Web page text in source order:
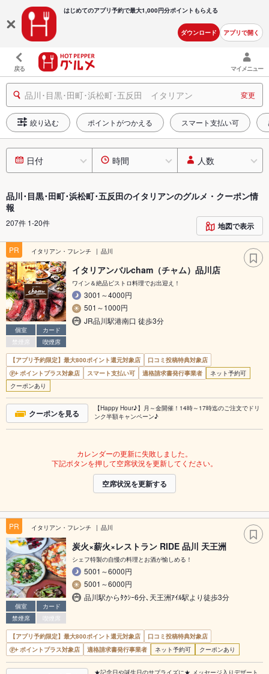
はじめてのアプリ予約で最大1,000円分ポイントもらえる
ダウンロード アプリで開く
戻る マイメニュー
品川･目黒･田町･浜松町･五反田 イタリアン 変更
絞り込む ポイントがつかえる スマート支払い可
日付 時間 人数
品川･目黒･田町･浜松町･五反田のイタリアンのグルメ・クーポン情
報
207件 1-20件 地図で表示
PR イタリアン・フレンチ 品川
個室
カード
禁煙席
喫煙席
イタリアンバルcham（チャム）品川店
ワイン＆絶品ビストロ料理でお出迎え！
3001～4000円
501～1000円
JR品川駅港南口 徒歩3分
【アプリ予約限定】最大800ポイント還元対象店
口コミ投稿特典対象店
ポイントプラス対象店
スマート支払い可 適格請求書発行事業者
ネット予約可
クーポンあり
クーポンを見る
【Happy Hour♪】月～金開催！14時～17時迄のご注文でドリ
ンク半額キャンペーン♪
カレンダーの更新に失敗しました。
下記ボタンを押して空席状況を更新してください。
空席状況を更新する
PR イタリアン・フレンチ 品川
個室
カード
禁煙席
喫煙席
炭火×薪火×レストラン RIDE 品川 天王洲
シェフ特製の自慢の料理とお酒が愉しめる！
5001～6000円
5001～6000円
品川駅からﾀｸｼｰ6分､天王洲ｱｲﾙ駅より徒歩3分
【アプリ予約限定】最大800ポイント還元対象店
口コミ投稿特典対象店
ポイントプラス対象店
適格請求書発行事業者 ネット予約可 クーポンあり
★記念日や誕生日のサプライズに★ メッセージ入りデザート